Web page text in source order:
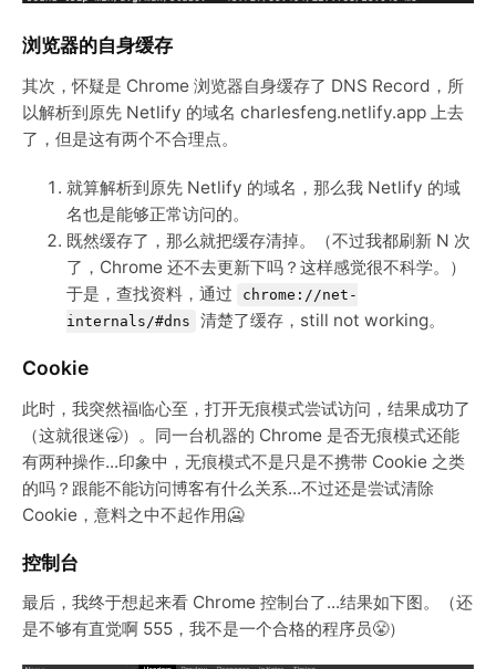
浏览器的自身缓存
其次，怀疑是 Chrome 浏览器自身缓存了 DNS Record，所
以解析到原先 Netlify 的域名 charlesfeng.netlify.app 上去
了，但是这有两个不合理点。
就算解析到原先 Netlify 的域名，那么我 Netlify 的域
名也是能够正常访问的。
既然缓存了，那么就把缓存清掉。（不过我都刷新 N 次
了，Chrome 还不去更新下吗？这样感觉很不科学。）
于是，查找资料，通过
chrome://net-
internals/#dns
清楚了缓存，still not working。
Cookie
此时，我突然福临心至，打开无痕模式尝试访问，结果成功了
（这就很迷🥱）。同一台机器的 Chrome 是否无痕模式还能
有两种操作...印象中，无痕模式不是只是不携带 Cookie 之类
的吗？跟能不能访问博客有什么关系...不过还是尝试清除
Cookie，意料之中不起作用🥶
控制台
最后，我终于想起来看 Chrome 控制台了...结果如下图。（还
是不够有直觉啊 555，我不是一个合格的程序员😤）